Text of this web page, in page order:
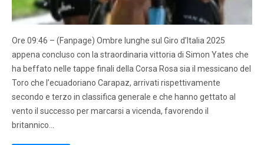
Ore 09:46 – (Fanpage) Ombre lunghe sul Giro d’Italia 2025
appena concluso con la straordinaria vittoria di Simon Yates che
ha beffato nelle tappe finali della Corsa Rosa sia il messicano del
Toro che l’ecuadoriano Carapaz, arrivati rispettivamente
secondo e terzo in classifica generale e che hanno gettato al
vento il successo per marcarsi a vicenda, favorendo il
britannico…